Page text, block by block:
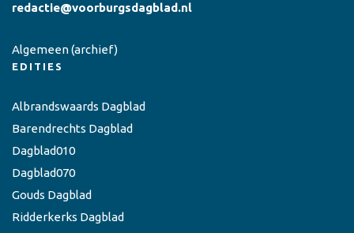
redactie@voorburgsdagblad.nl
Algemeen(archief)
EDITIES
Albrandswaards Dagblad
Barendrechts Dagblad
Dagblad010
Dagblad070
Gouds Dagblad
Ridderkerks Dagblad